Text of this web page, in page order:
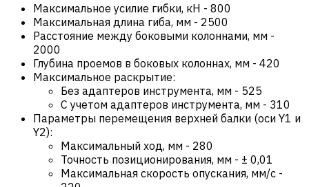
Максимальное усилие гибки, кН - 800
Максимальная длина гиба, мм - 2500
Расстояние между боковыми колоннами, мм -
2000
Глубина проемов в боковых колоннах, мм - 420
Максимальное раскрытие:
Без адаптеров инструмента, мм - 525
С учетом адаптеров инструмента, мм - 310
Параметры перемещения верхней балки (оси Y1 и
Y2):
Максимальный ход, мм - 280
Точность позиционирования, мм - ± 0,01
Максимальная скорость опускания, мм/с -